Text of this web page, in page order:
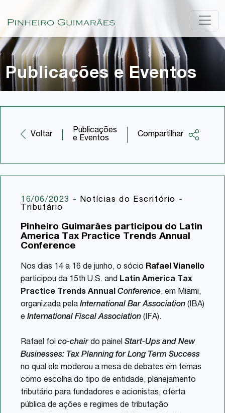
Publicações e Eventos
Voltar
Publicações
e Eventos
Compartilhar
Twitter
Share
16/06/2023 - Notícias do Escritório -
Tributário
Pinheiro Guimarães participou do Latin
America Tax Practice Trends Annual
Conference
Nos dias 14 a 16 de junho, o sócio Rafael Vianello
participou da 15th U.S. and Latin America Tax
Practice Trends Annual Conference, em Miami,
organizada pela International Bar Association (IBA)
e International Fiscal Association (IFA).
Rafael foi co-chairdo painel Start-Ups and New
Businesses: Tax Planning for Long Term Success
no qual ele moderou a mesa de debates em temas
como escolha do tipo de entidade, planejamento
tributário para fundadores e acionistas, oferta
pública de ações e regimes de tributação